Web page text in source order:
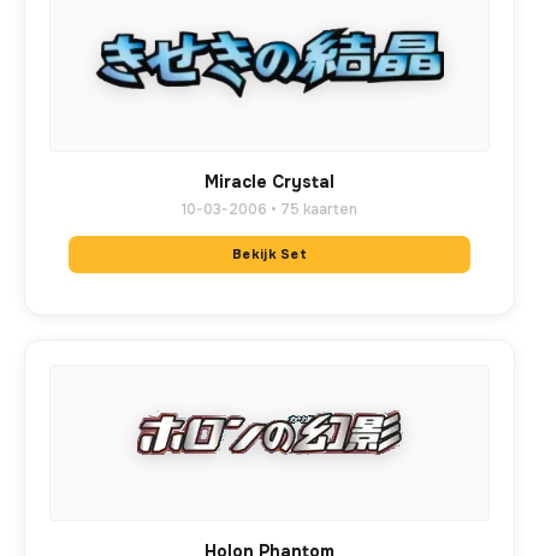
Miracle Crystal
10-03-2006 • 75 kaarten
Bekijk Set
Holon Phantom